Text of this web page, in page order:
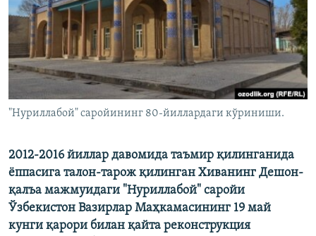
"Нуриллабой" саройининг 80-йиллардаги кўриниши.
2012-2016 йиллар давомида таъмир қилинганида
ëппасига талон-тарож қилинган Хиванинг Дешон-
қалъа мажмуидаги "Нуриллабой" саройи
Ўзбекистон Вазирлар Маҳкамасининг 19 май
кунги қарори билан қайта реконструкция